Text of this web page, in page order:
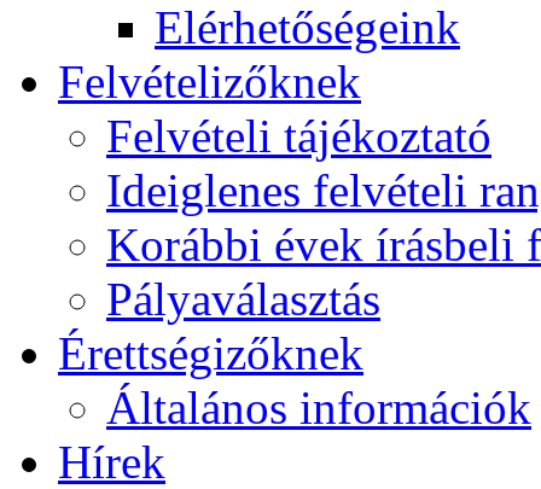
Elérhetőségeink
Felvételizőknek
Felvételi tájékoztató
Ideiglenes felvételi
Korábbi évek írásbeli
Pályaválasztás
Érettségizőknek
Általános információk
Hírek